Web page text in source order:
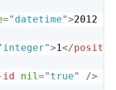
=" datetime">2012 -
integer">1</
id nil=" true" />